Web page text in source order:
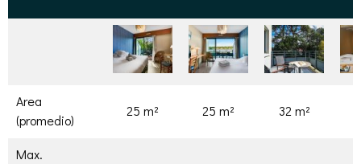
Area
(promedio)
25 m² 25 m² 32 m²
Max.